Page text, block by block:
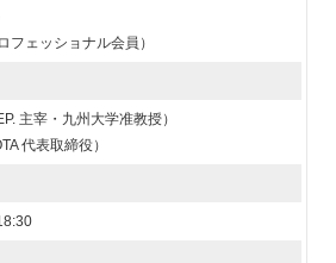
フェッショナル会員）
主宰・九州大学准教授）
代表取締役）